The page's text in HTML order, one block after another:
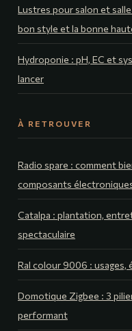
Lustres pour salon et
bon style et la bonne
Hydroponie : pH, EC et
lancer
À RETROUVER
Radio spare : comment
composants
Catalpa : plantation,
spectaculaire
Ral colour 9006 : usages,
Domotique Zigbee : 3
performant